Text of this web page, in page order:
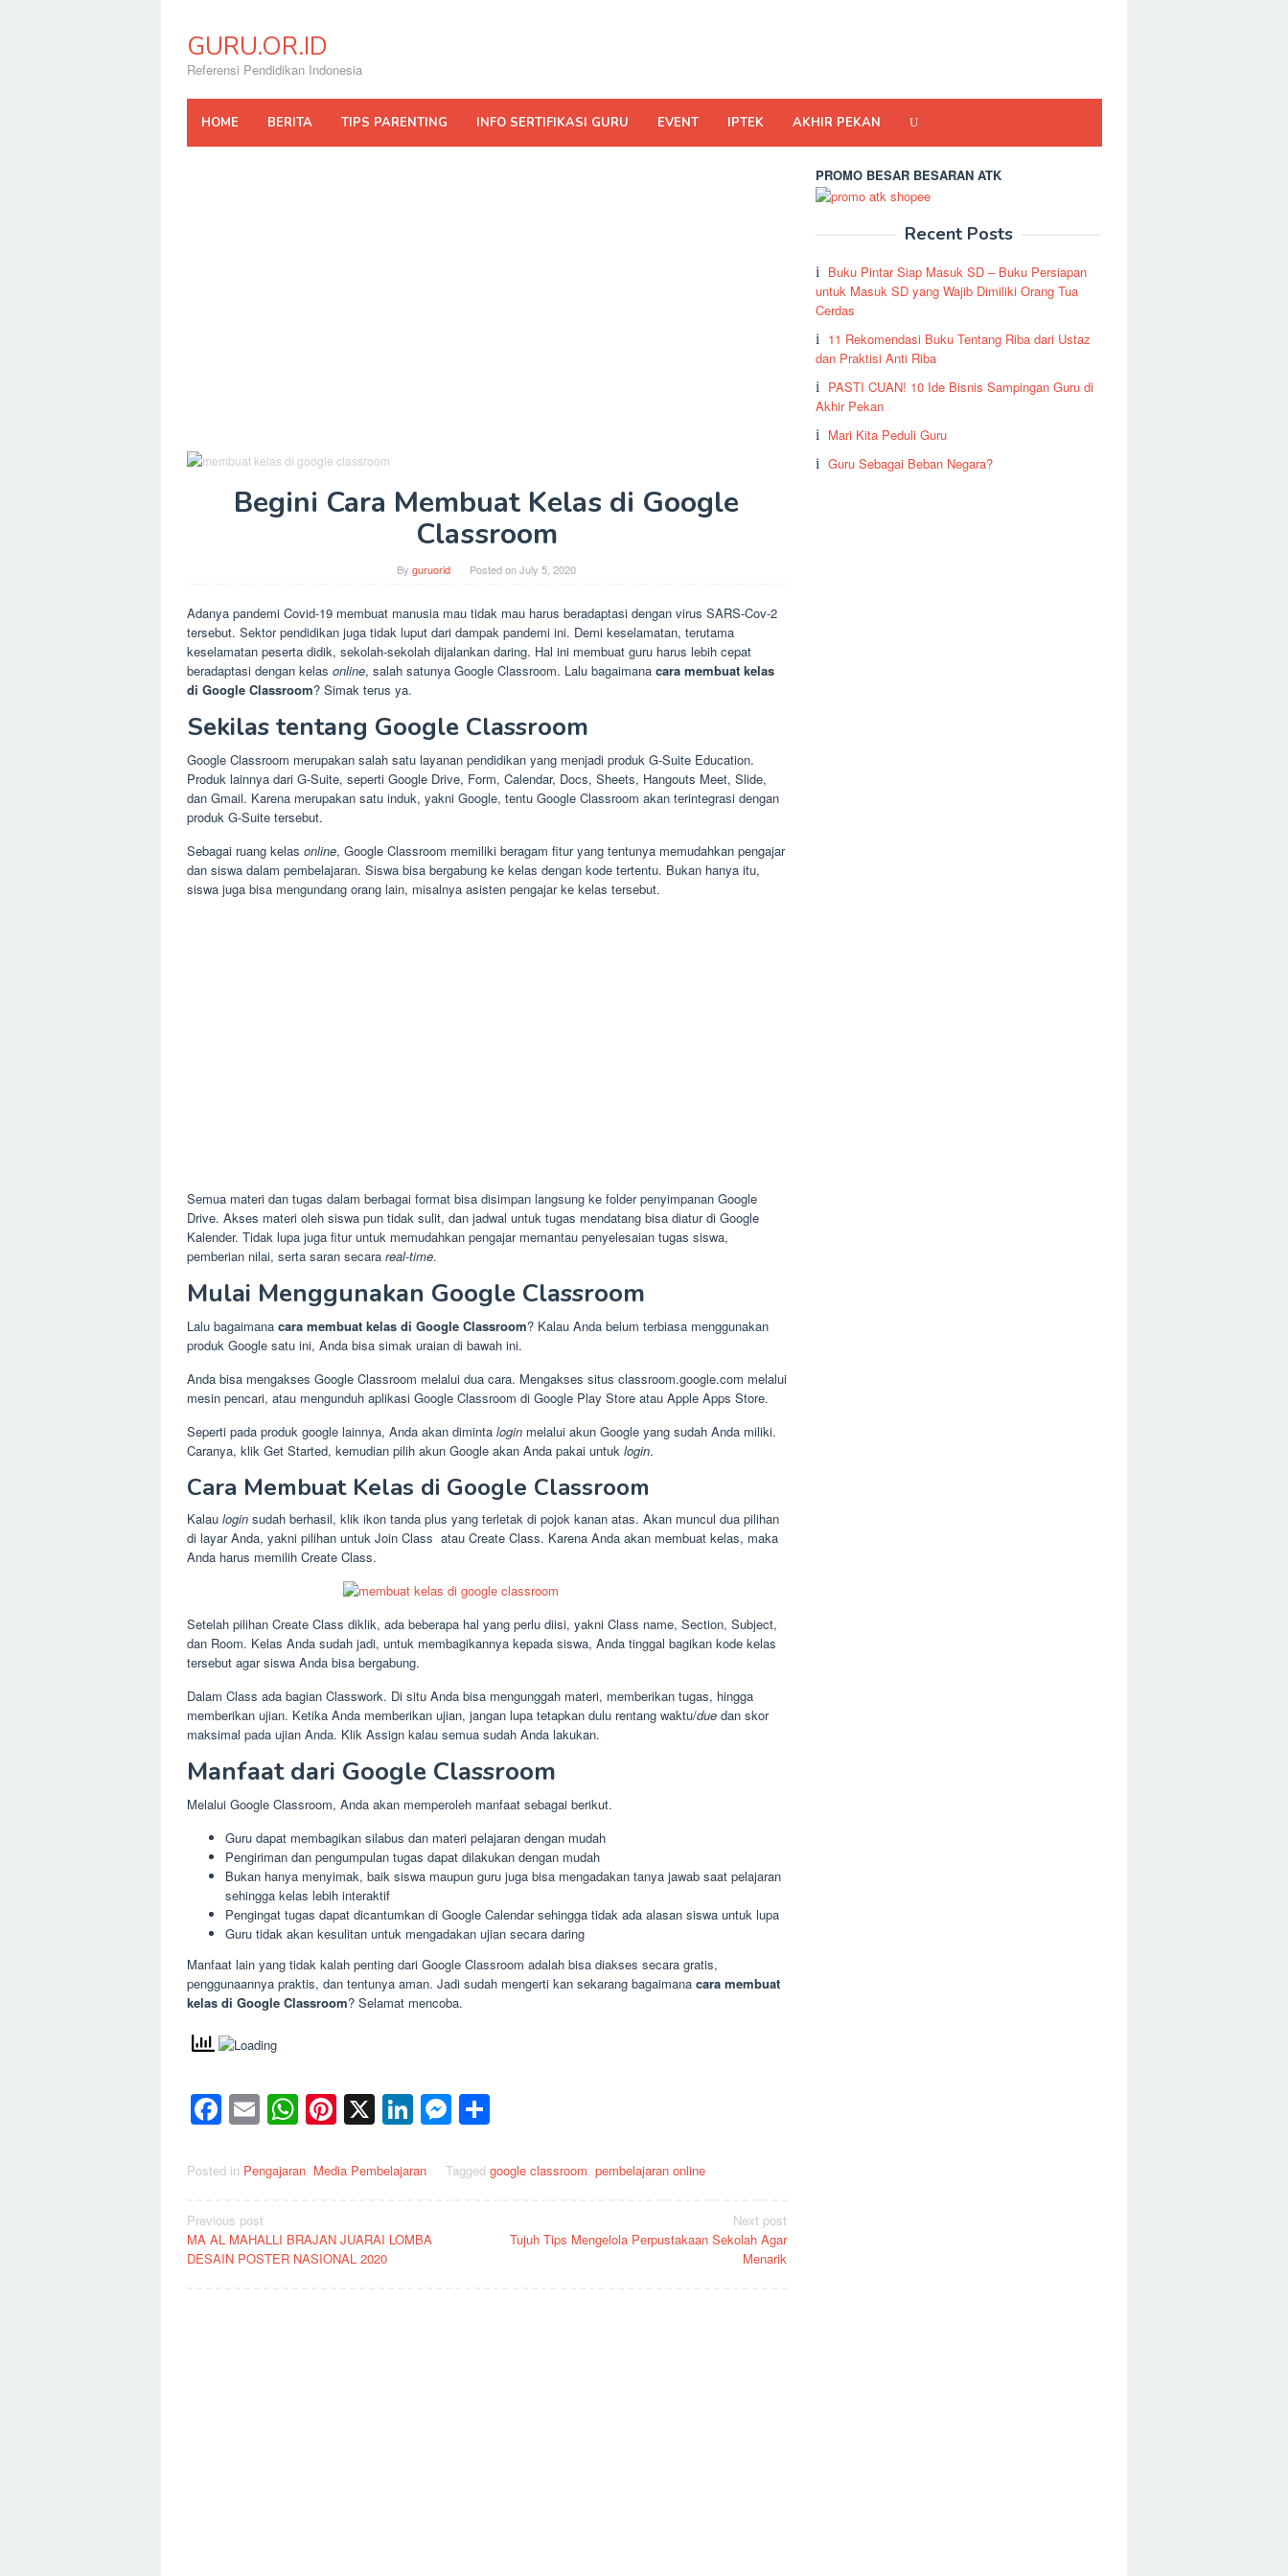
contentGURU.OR.ID
Referensi Pendidikan Indonesia
HOME BERITA TIPS PARENTING INFO SERTIFIKASI GURU EVENT IPTEK AKHIR PEKAN
Begini Cara Membuat Kelas di Google
Classroom
Byguruorid Posted onJuly 5, 2020
Adanya pandemi Covid-19 membuat manusia mau tidak mau harus beradaptasi dengan virus SARS-Cov-2
tersebut. Sektor pendidikan juga tidak luput dari dampak pandemi ini. Demi keselamatan, terutama
keselamatan peserta didik, sekolah-sekolah dijalankan daring. Hal ini membuat guru harus lebih cepat
beradaptasi dengan kelas online, salah satunya Google Classroom. Lalu bagaimana cara membuat kelas
di Google Classroom? Simak terus ya.
Sekilas tentang Google Classroom
Google Classroom merupakan salah satu layanan pendidikan yang menjadi produk G-Suite Education.
Produk lainnya dari G-Suite, seperti Google Drive, Form, Calendar, Docs, Sheets, Hangouts Meet, Slide,
dan Gmail. Karena merupakan satu induk, yakni Google, tentu Google Classroom akan terintegrasi dengan
produk G-Suite tersebut.
Sebagai ruang kelas online, Google Classroom memiliki beragam fitur yang tentunya memudahkan pengajar
dan siswa dalam pembelajaran. Siswa bisa bergabung ke kelas dengan kode tertentu. Bukan hanya itu,
siswa juga bisa mengundang orang lain, misalnya asisten pengajar ke kelas tersebut.
Semua materi dan tugas dalam berbagai format bisa disimpan langsung ke folder penyimpanan Google
Drive. Akses materi oleh siswa pun tidak sulit, dan jadwal untuk tugas mendatang bisa diatur di Google
Kalender. Tidak lupa juga fitur untuk memudahkan pengajar memantau penyelesaian tugas siswa,
pemberian nilai, serta saran secara real-time.
Mulai Menggunakan Google Classroom
Lalu bagaimana cara membuat kelas di Google Classroom? Kalau Anda belum terbiasa menggunakan
produk Google satu ini, Anda bisa simak uraian di bawah ini.
Anda bisa mengakses Google Classroom melalui dua cara. Mengakses situs classroom.google.com melalui
mesin pencari, atau mengunduh aplikasi Google Classroom di Google Play Store atau Apple Apps Store.
Seperti pada produk google lainnya, Anda akan diminta login melalui akun Google yang sudah Anda miliki.
Caranya, klik Get Started, kemudian pilih akun Google akan Anda pakai untuk login.
Cara Membuat Kelas di Google Classroom
Kalau login sudah berhasil, klik ikon tanda plus yang terletak di pojok kanan atas. Akan muncul dua pilihan
di layar Anda, yakni pilihan untuk Join Class atau Create Class. Karena Anda akan membuat kelas, maka
Anda harus memilih Create Class.
Setelah pilihan Create Class diklik, ada beberapa hal yang perlu diisi, yakni Class name, Section, Subject,
dan Room. Kelas Anda sudah jadi, untuk membagikannya kepada siswa, Anda tinggal bagikan kode kelas
tersebut agar siswa Anda bisa bergabung.
Dalam Class ada bagian Classwork. Di situ Anda bisa mengunggah materi, memberikan tugas, hingga
memberikan ujian. Ketika Anda memberikan ujian, jangan lupa tetapkan dulu rentang waktu/duedan skor
maksimal pada ujian Anda. Klik Assign kalau semua sudah Anda lakukan.
Manfaat dari Google Classroom
Melalui Google Classroom, Anda akan memperoleh manfaat sebagai berikut.
Guru dapat membagikan silabus dan materi pelajaran dengan mudah
Pengiriman dan pengumpulan tugas dapat dilakukan dengan mudah
Bukan hanya menyimak, baik siswa maupun guru juga bisa mengadakan tanya jawab saat pelajaran
sehingga kelas lebih interaktif
Pengingat tugas dapat dicantumkan di Google Calendar sehingga tidak ada alasan siswa untuk lupa
Guru tidak akan kesulitan untuk mengadakan ujian secara daring
Manfaat lain yang tidak kalah penting dari Google Classroom adalah bisa diakses secara gratis,
penggunaannya praktis, dan tentunya aman. Jadi sudah mengerti kan sekarang bagaimana cara membuat
kelas di Google Classroom? Selamat mencoba.
Facebook
EmailWhatsApp
Pinterest
X LinkedIn
Messenger
Share
Posted in Pengajaran, Media Pembelajaran Tagged google classroom, pembelajaran online
Post
navigation
Previous post
MA AL MAHALLI BRAJAN JUARAI LOMBA
DESAIN POSTER NASIONAL 2020
Next post
Tujuh Tips Mengelola Perpustakaan Sekolah Agar
Menarik
PROMO BESAR BESARAN ATK
Recent Posts
Buku Pintar Siap Masuk SD – Buku Persiapan
untuk Masuk SD yang Wajib Dimiliki Orang Tua
Cerdas
11 Rekomendasi Buku Tentang Riba dari Ustaz
dan Praktisi Anti Riba
PASTI CUAN! 10 Ide Bisnis Sampingan Guru di
Akhir Pekan
Mari Kita Peduli Guru
Guru Sebagai Beban Negara?